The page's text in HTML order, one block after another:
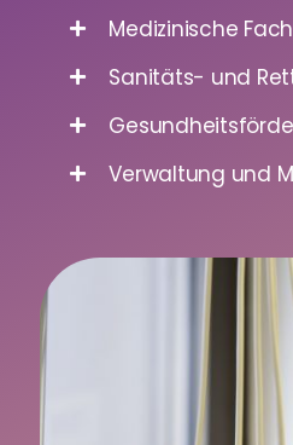
Medizinische
Sanitäts- und
Verwaltung und